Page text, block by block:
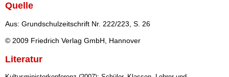
Quelle
Aus: Grundschulzeitschrift Nr. 222/223, S. 26
© 2009 Friedrich Verlag GmbH, Hannover
Literatur